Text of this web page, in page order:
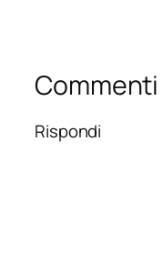
Commenti
Rispondi